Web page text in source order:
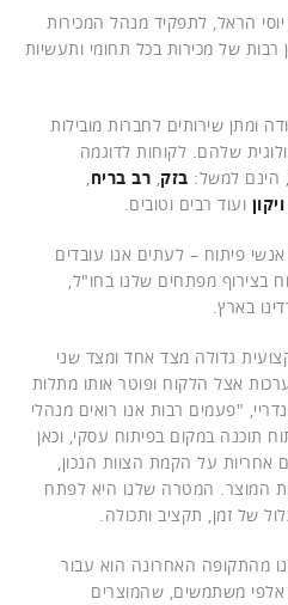
הראל, לתפקיד מנהל המכירות
רבות של מכירות בכל תחומי ותעשיות
ומתן שירותים לחברות מובילות
שלהם. לקוחות לדוגמה
הינם למשל: בזק, רב בריח,
ויקון ועוד רבים וטובים.
אנשי פיתוח – לעתים אנו עובדים
בצירוף מפתחים שלנו בחו"ל,
בארץ.
גדולה מצד אחד ומצד שני
אצל הלקוח ופוטר אותו מתלות
"פעמים רבות אנו רואים מנהלי
תוכנה במקום בפיתוח עסקי, וכאן
אחריות על הקמת הצוות הנכון,
המוצר. המטרה שלנו היא לפתח
של זמן, תקציב ותכולה.
מהתקופה האחרונה הוא עבור
משתמשים, שהמוצרים